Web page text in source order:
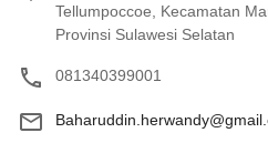
Tellumpoccoe, Kecamatan
Provinsi Sulawesi Selatan
081340399001